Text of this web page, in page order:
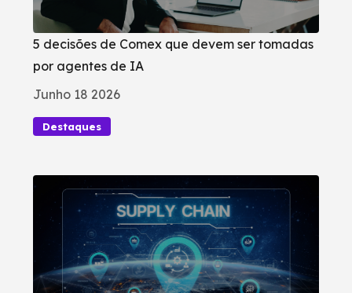
5 decisões de Comex que devem ser tomadas
por agentes de IA
Junho 18 2026
Destaques